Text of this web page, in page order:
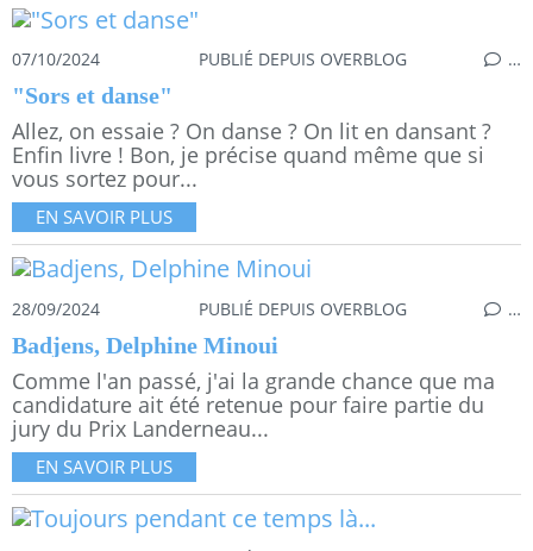
07/10/2024 PUBLIÉ DEPUIS OVERBLOG …
"Sors et danse"
Allez, on essaie ? On danse ? On lit en dansant ?
Enfin livre ! Bon, je précise quand même que si
vous sortez pour...
EN SAVOIR PLUS
28/09/2024 PUBLIÉ DEPUIS OVERBLOG …
Badjens, Delphine Minoui
Comme l'an passé, j'ai la grande chance que ma
candidature ait été retenue pour faire partie du
jury du Prix Landerneau...
EN SAVOIR PLUS